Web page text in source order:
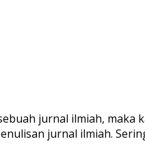
jurnal ilmiah, maka
jurnal ilmiah.